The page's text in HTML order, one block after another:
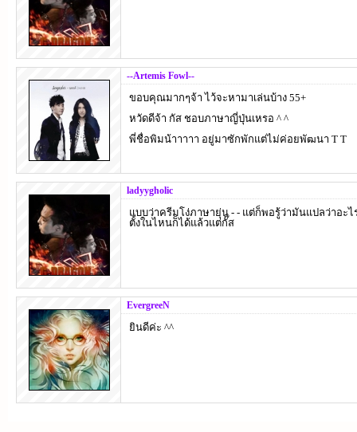
--Artemis Fowl--
ขอบคุณมากๆจ้า ไว้จะหามาเล่นบ้าง 55+
หวัดดีจ้า กัส ชอบภาษาญี่ปุ่นเหรอ ^ ^
พี่ชื่อพิมน้าาาาา อยู่มาซักพักแต่ไม่ค่อยพัฒนา T T
ladyygholic
แบบว่าครีมโง่ภาษายุ่น - - แต่ก็พอรู้ว่ามันแปลว่าอะ
ตั้งในไหนก็ได้แล้วแต่กั๊ส
EvergreeN
ยินดีค่ะ ^^